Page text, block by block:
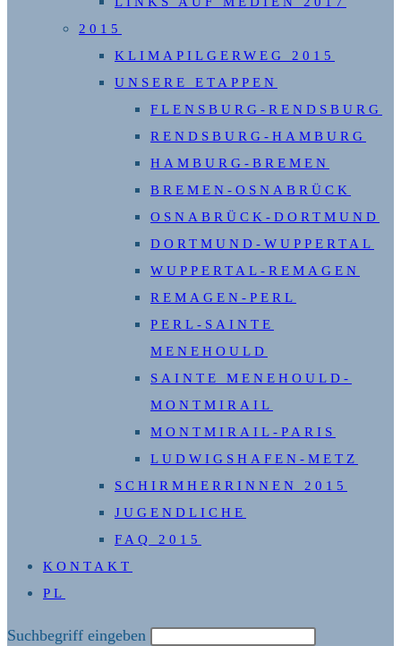
2015
KLIMAPILGERWEG 2015
UNSERE ETAPPEN
FLENSBURG-RENDSBURG
RENDSBURG-HAMBURG
HAMBURG-BREMEN
BREMEN-OSNABRÜCK
OSNABRÜCK-DORTMUND
DORTMUND-WUPPERTAL
WUPPERTAL-REMAGEN
REMAGEN-PERL
PERL-SAINTE
MENEHOULD
SAINTE MENEHOULD-
MONTMIRAIL
MONTMIRAIL-PARIS
LUDWIGSHAFEN-METZ
SCHIRMHERRINNEN 2015
JUGENDLICHE
FAQ 2015
KONTAKT
PL
Diese
Suchbegriff eingeben